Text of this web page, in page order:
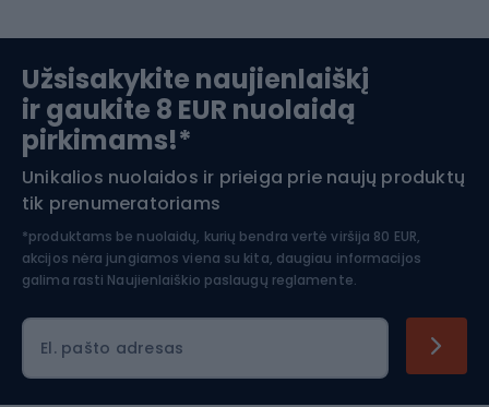
Slidinėjimas
Apranga žiemos sportui
Šiaurietiškas ėjimas
Užsisakykite naujienlaiškį
ir gaukite 8 EUR nuolaidą
pirkimams!*
Unikalios nuolaidos ir prieiga prie naujų produktų
tik prenumeratoriams
*produktams be nuolaidų, kurių bendra vertė viršija 80 EUR,
akcijos nėra jungiamos viena su kita, daugiau informacijos
galima rasti Naujienlaiškio paslaugų reglamente.
El. pašto adresas